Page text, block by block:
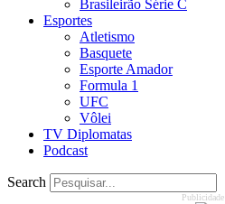
Brasileirão Série C
Esportes
Atletismo
Basquete
Esporte Amador
Formula 1
UFC
Vôlei
TV Diplomatas
Podcast
Search
Publicidade